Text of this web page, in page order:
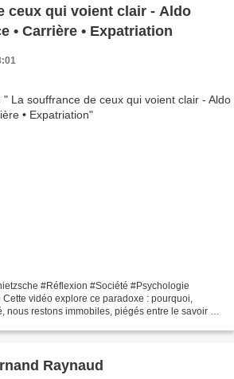
ceux qui voient clair - Aldo
• Carrière • Expatriation
#Réflexion #Société #Psychologie
vidéo explore ce paradoxe : pourquoi,
nous restons immobiles, piégés entre le savoir et
Raynaud